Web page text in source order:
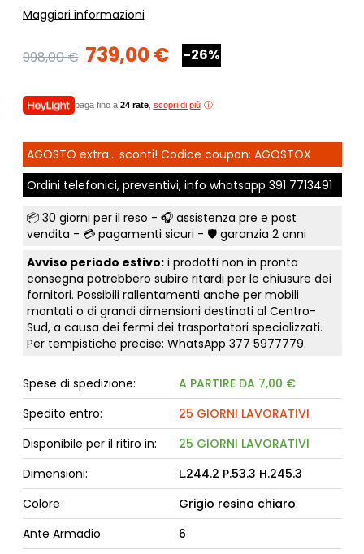
Maggiori informazioni
998,00 € 739,00 € -26%
paga fino a 24 rate, scopri di più
AGOSTO extra... sconti! Codice coupon: AGOSTOX
Ordini telefonici, preventivi, info whatsapp 391 7713491
📦 30 giorni per il reso - 🎧 assistenza pre e post
vendita - 💳 pagamenti sicuri - 🛡️ garanzia 2 anni
Avviso periodo estivo:i prodotti non in pronta
consegna potrebbero subire ritardi per le chiusure dei
fornitori. Possibili rallentamenti anche per mobili
montati o di grandi dimensioni destinati al Centro-
Sud, a causa dei fermi dei trasportatori specializzati.
Per tempistiche precise: WhatsApp 377 5977779.
Spese di spedizione:
A PARTIRE DA 7,00 €
Spedito entro:
25 GIORNI LAVORATIVI
Disponibile per il ritiro in:
25 GIORNI LAVORATIVI
Dimensioni:
L.244.2 P.53.3 H.245.3
Colore
Grigio resina chiaro
Ante Armadio
6